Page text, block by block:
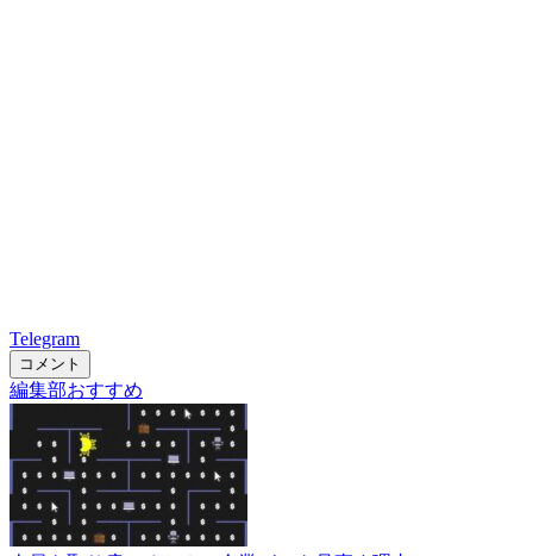
Telegram
コメント
編集部おすすめ